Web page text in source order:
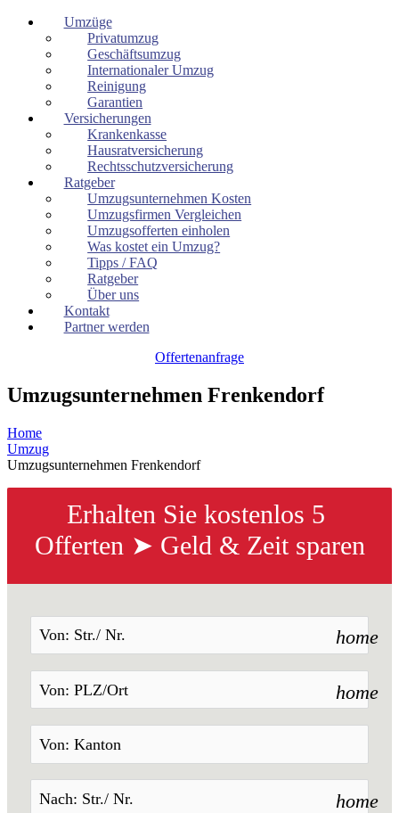
Umzüge
Privatumzug
Geschäftsumzug
Internationaler Umzug
Reinigung
Garantien
Versicherungen
Krankenkasse
Hausratversicherung
Rechtsschutzversicherung
Ratgeber
Umzugsunternehmen Kosten
Umzugsfirmen Vergleichen
Umzugsofferten einholen
Was kostet ein Umzug?
Tipps / FAQ
Ratgeber
Über uns
Kontakt
Partner werden
Offertenanfrage
Umzugsunternehmen Frenkendorf
Home
Umzug
Umzugsunternehmen Frenkendorf
Erhalten Sie kostenlos 5
Offerten ➤ Geld & Zeit sparen
home
home
home